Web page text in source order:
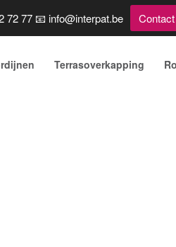
Terrasoverkapping
77 📧 info@interpat.be